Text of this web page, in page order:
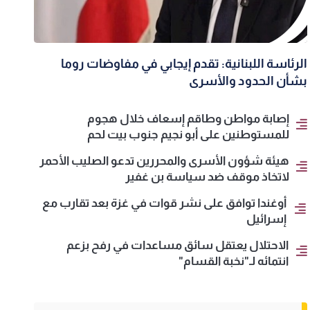
الرئاسة اللبنانية: تقدم إيجابي في مفاوضات روما
بشأن الحدود والأسرى
إصابة مواطن وطاقم إسعاف خلال هجوم
للمستوطنين على أبو نجيم جنوب بيت لحم
هيئة شؤون الأسرى والمحررين تدعو الصليب الأحمر
لاتخاذ موقف ضد سياسة بن غفير
أوغندا توافق على نشر قوات في غزة بعد تقارب مع
إسرائيل
الاحتلال يعتقل سائق مساعدات في رفح بزعم
انتمائه لـ"نخبة القسام"